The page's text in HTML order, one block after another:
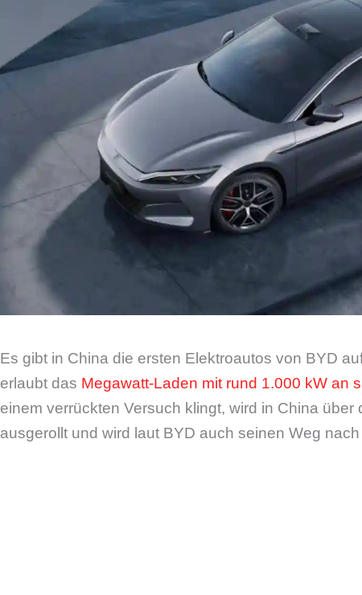
Es gibt in China die ersten Elektroautos von BYD
erlaubt das Megawatt-Laden mit rund 1.000 kW an
einem verrückten Versuch klingt, wird in China
ausgerollt und wird laut BYD auch seinen Weg